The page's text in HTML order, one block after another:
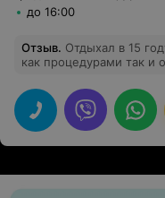
до 16:00
Отзыв. Отдыхал в 15
как процедурами так и
хватает - там всё есть.
шашлыков-барбекю, на
удочек. Вай-фай
ТВ - ну десяток
смотреть некогда.